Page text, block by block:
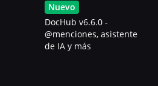
Nuevo
DocHub v6.6.0 -
@menciones, asistente
de IA y más